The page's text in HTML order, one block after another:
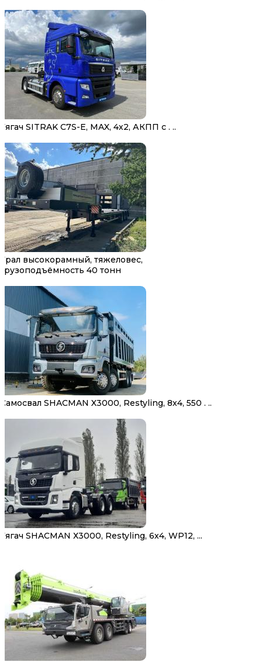
Тягач SITRAK C7S-E, MAX, 4х2, АКПП с . ..
Трал высокорамный, тяжеловес,
грузоподъёмность 40 тонн
Самосвал SHACMAN X3000, Restyling, 8х4, 550 . ..
Тягач SHACMAN Х3000, Restyling, 6х4, WP12, ...